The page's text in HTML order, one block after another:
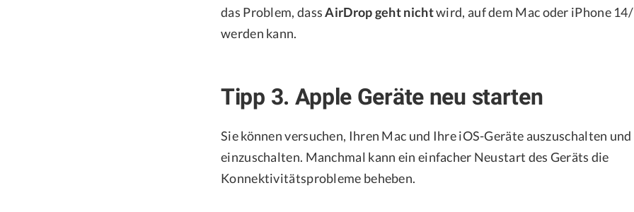
das Problem, dassAirDrop geht nichtwird, auf dem Mac oder iPhone
werden kann.
Tipp 3. Apple Geräte neu starten
Sie können versuchen, Ihren Mac und Ihre iOS-Geräte auszuschalten
einzuschalten. Manchmal kann ein einfacher Neustart des Geräts die
Konnektivitätsprobleme beheben.